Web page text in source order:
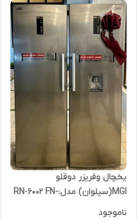
یخچال وفریزر دوقلو
MGI(سیلوان) مدل:RN-6002 FN-
6001استیل
ناموجود